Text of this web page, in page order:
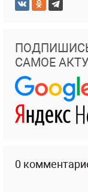
САМОЕ
0